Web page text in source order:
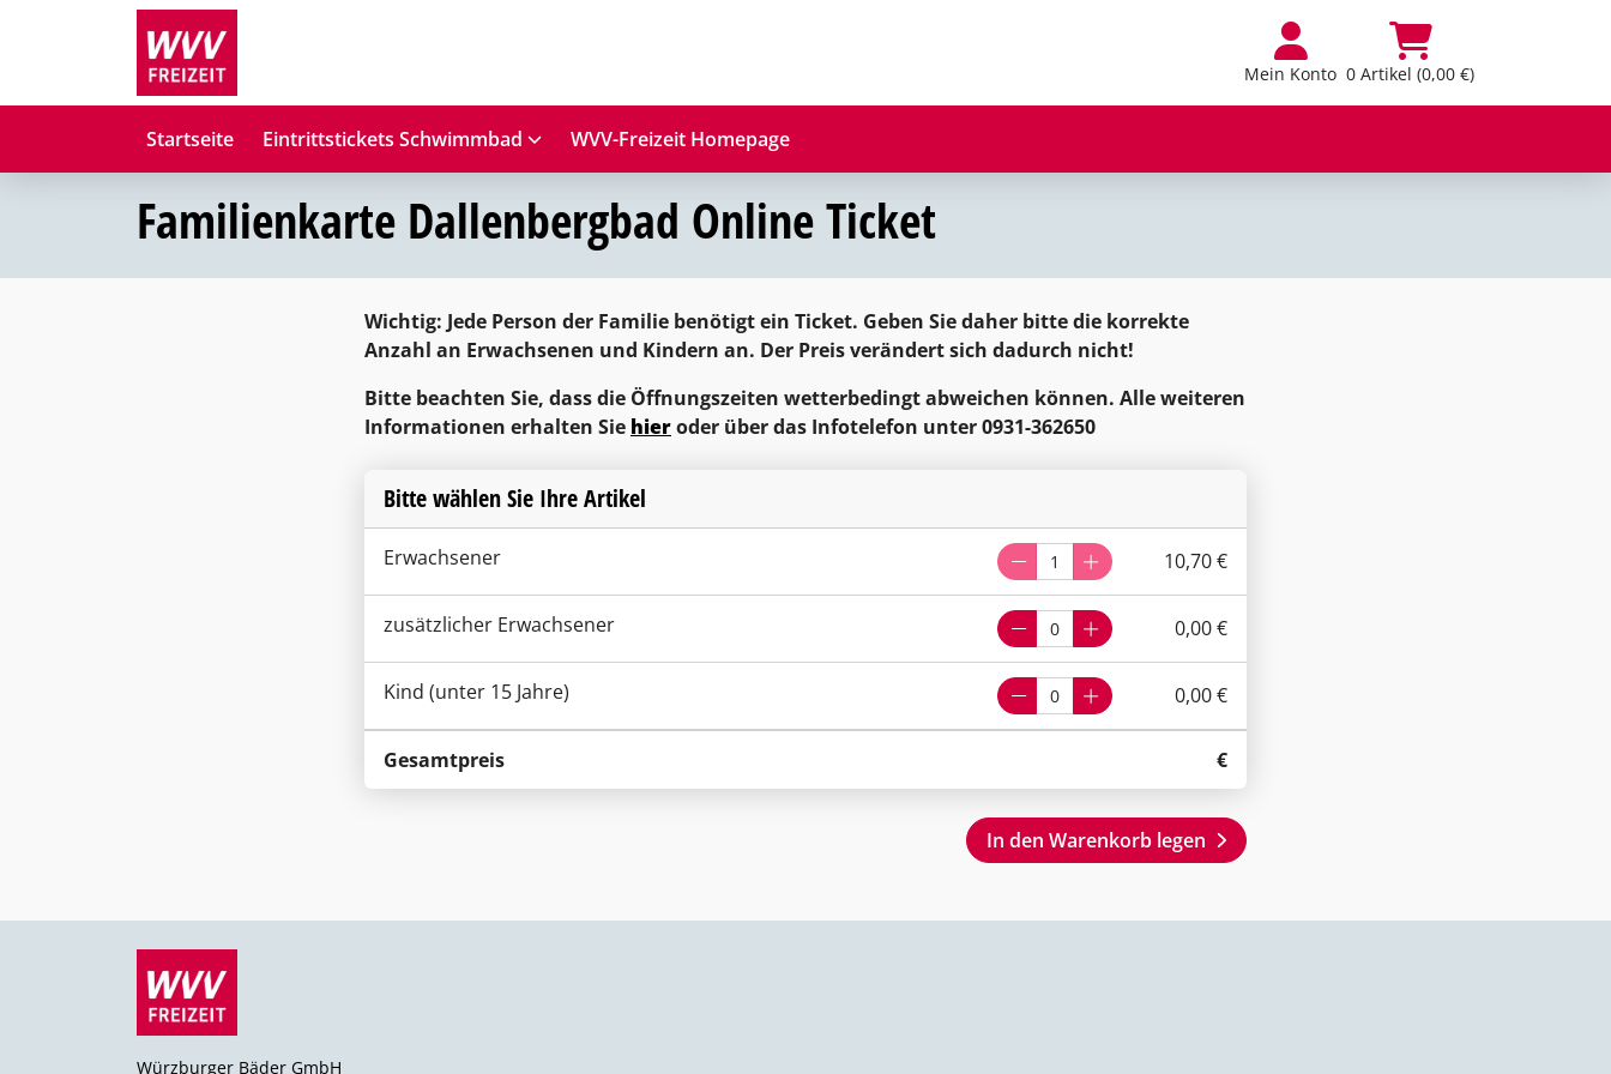
Mein Konto 0 Artikel (0,00 €)
Startseite Eintrittstickets Schwimmbad WVV-Freizeit Homepage
Familienkarte Dallenbergbad Online Ticket
Wichtig: Jede Person der Familie benötigt ein Ticket. Geben Sie daher bitte die korrekte
Anzahl an Erwachsenen und Kindern an. Der Preis verändert sich dadurch nicht!
Bitte beachten Sie, dass die Öffnungszeiten wetterbedingt abweichen können. Alle weiteren
Informationen erhalten Sie hieroder über das Infotelefon unter 0931-362650
Bitte wählen Sie Ihre Artikel
Erwachsener 10,70 €
zusätzlicher Erwachsener 0,00 €
Kind (unter 15 Jahre) 0,00 €
Gesamtpreis €
In den Warenkorb legen
Würzburger Bäder GmbH